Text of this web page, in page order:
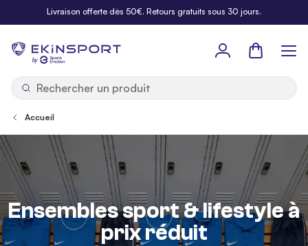
Allez au contenuLivraison offerte dès 50€. Retours gratuits sous 30 jours.
by
Panier
Accueil
Ensembles sport & lifestyle à
prix réduit